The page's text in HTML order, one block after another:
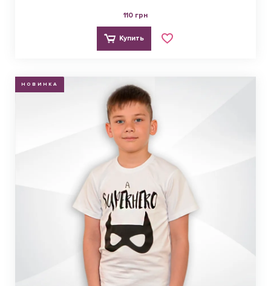
110 грн
Купить
НОВИНКА